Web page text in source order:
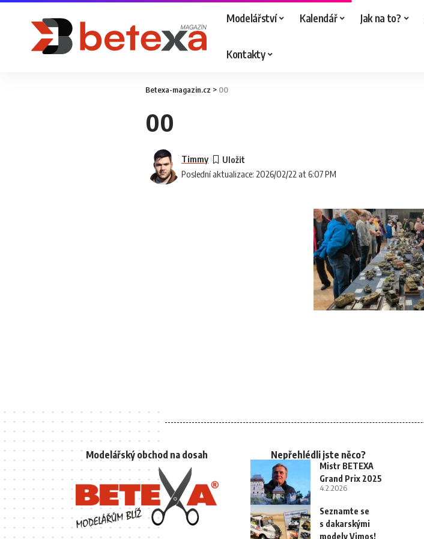
Modelářství Kalendář Jak na to?
Kontakty
Betexa-magazin.cz > 00
00
Poslední aktualizace: 2026/02/22 at 6:07 PM
Timmy
Modelářský obchod na dosah Nepřehlédli jste něco?
Mistr BETEXA
Grand Prix 2025
4.2.2026
Seznamte se
s dakarskými
modely Vimos!